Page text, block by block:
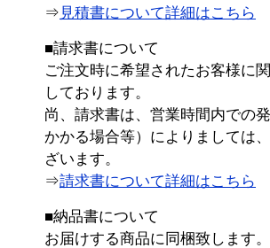
⇒ 見積書について詳細はこちら
■請求書について
ご注文時に希望されたお客様に
しております。
尚、請求書は、営業時間内での
かかる場合等）によりましては
ざいます。
⇒請求書について詳細はこちら
■納品書について
お届けする商品に同梱致します。